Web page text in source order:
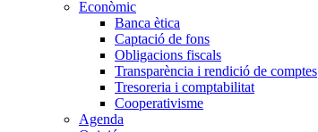
Econòmic
Banca ètica
Captació de fons
Obligacions fiscals
Transparència i rendició de comptes
Tresoreria i comptabilitat
Cooperativisme
Agenda